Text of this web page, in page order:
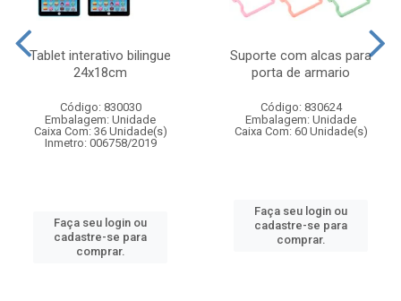
Tablet interativo bilingue
24x18cm
Código: 830030
Embalagem: Unidade
Caixa Com: 36 Unidade(s)
Inmetro: 006758/2019
Faça seu login ou
cadastre-se para
comprar.
Suporte com alcas para
porta de armario
Código: 830624
Embalagem: Unidade
Caixa Com: 60 Unidade(s)
Faça seu login ou
cadastre-se para
comprar.